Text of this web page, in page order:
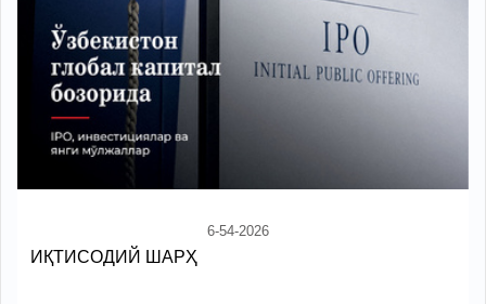
6-54-2026
ИҚТИСОДИЙ ШАРҲ